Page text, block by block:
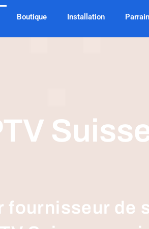
Boutique Installation
fournisseur de